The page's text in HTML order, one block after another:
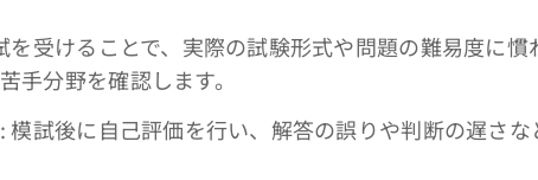
を受けることで、実際の試験形式や問題の難易度に
手分野を確認します。
模試後に自己評価を行い、解答の誤りや判断の遅さ